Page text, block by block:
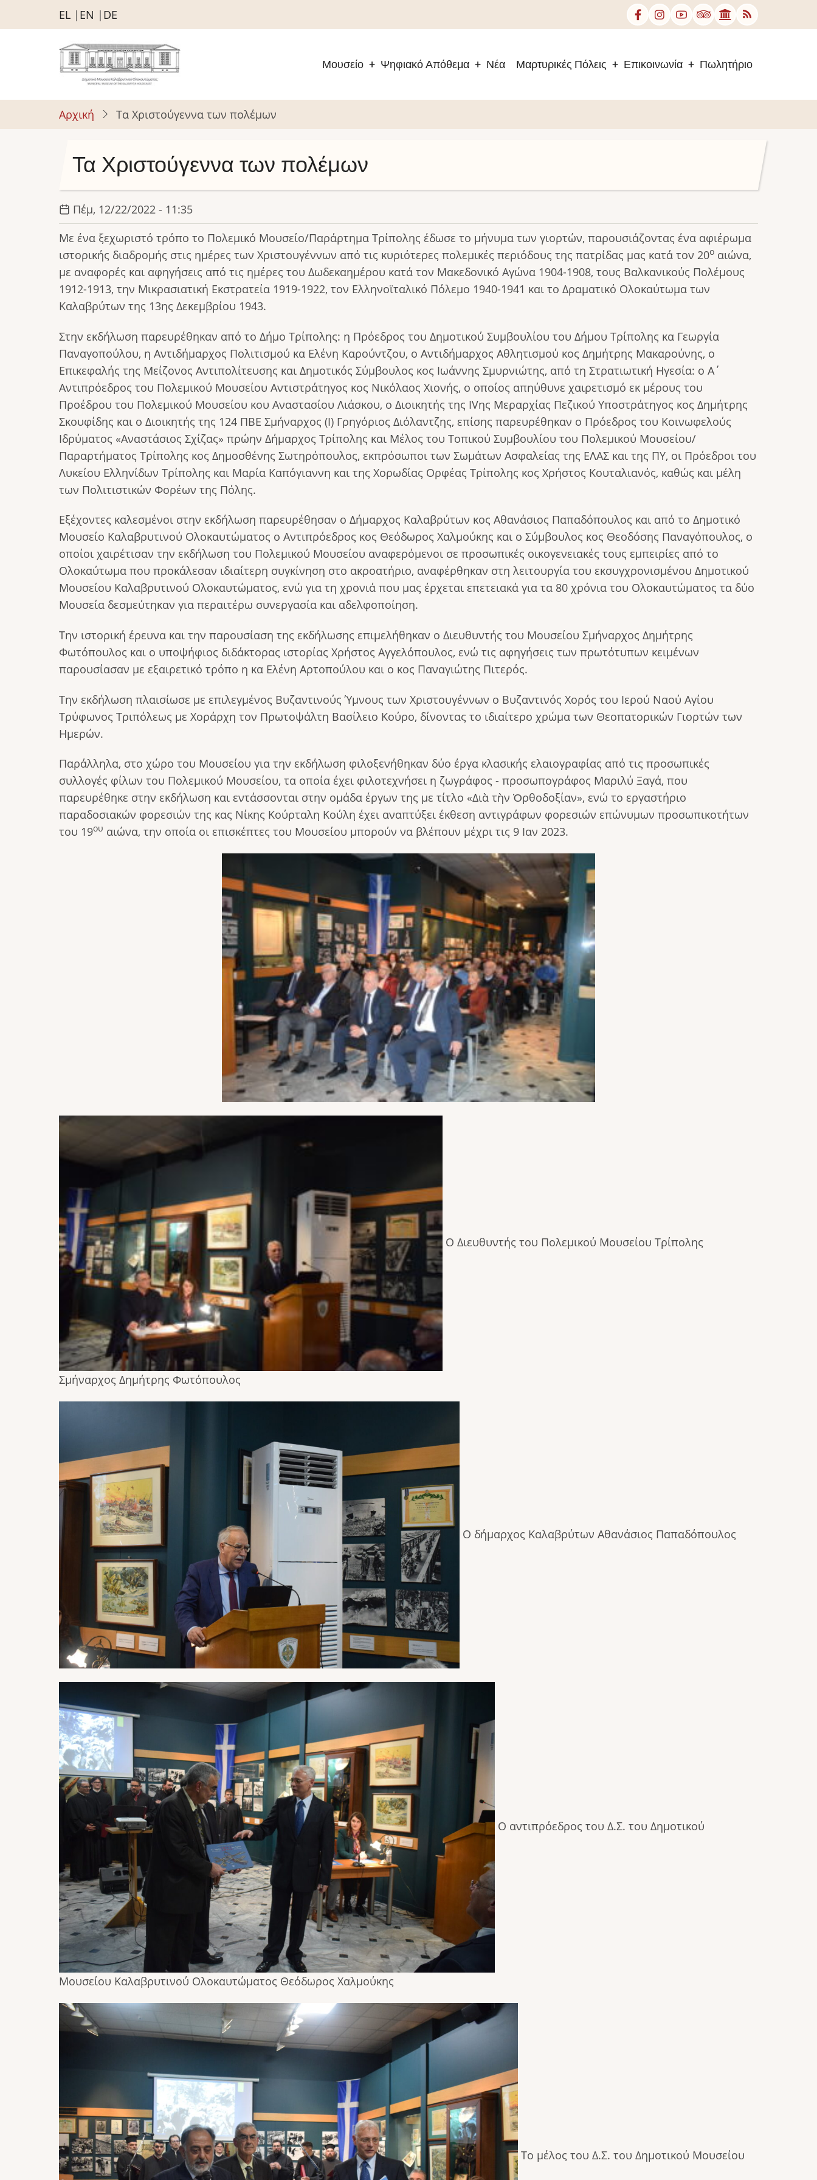
Παράκαμψη
προς
περιεχόμενο
EL EN DE
Μουσείο Ψηφιακό Απόθεμα Νέα Μαρτυρικές Πόλεις Επικοινωνία Πωλητήριο
Αρχική Τα Χριστούγεννα των πολέμων
Τα Χριστούγεννα των πολέμων
Πέμ, 12/22/2022 - 11:35
Με ένα ξεχωριστό τρόπο το Πολεμικό Μουσείο/Παράρτημα Τρίπολης έδωσε το μήνυμα των γιορτών, παρουσιάζοντας ένα αφιέρωμα
ιστορικής διαδρομής στις ημέρες των Χριστουγέννων από τις κυριότερες πολεμικές περιόδους της πατρίδας μας κατά τον 20ο αιώνα,
με αναφορές και αφηγήσεις από τις ημέρες του Δωδεκαημέρου κατά τον Μακεδονικό Αγώνα 1904-1908, τους Βαλκανικούς Πολέμους
1912-1913, την Μικρασιατική Εκστρατεία 1919-1922, τον Ελληνοϊταλικό Πόλεμο 1940-1941 και το Δραματικό Ολοκαύτωμα των
Καλαβρύτων της 13ης Δεκεμβρίου 1943.
Στην εκδήλωση παρευρέθηκαν από το Δήμο Τρίπολης: η Πρόεδρος του Δημοτικού Συμβουλίου του Δήμου Τρίπολης κα Γεωργία
Παναγοπούλου, η Αντιδήμαρχος Πολιτισμού κα Ελένη Καρούντζου, ο Αντιδήμαρχος Αθλητισμού κος Δημήτρης Μακαρούνης, ο
Επικεφαλής της Μείζονος Αντιπολίτευσης και Δημοτικός Σύμβουλος κος Ιωάννης Σμυρνιώτης, από τη Στρατιωτική Ηγεσία: ο Α΄
Αντιπρόεδρος του Πολεμικού Μουσείου Αντιστράτηγος κος Νικόλαος Χιονής, ο οποίος απηύθυνε χαιρετισμό εκ μέρους του
Προέδρου του Πολεμικού Μουσείου κου Αναστασίου Λιάσκου, ο Διοικητής της IVης Μεραρχίας Πεζικού Υποστράτηγος κος Δημήτρης
Σκουφίδης και ο Διοικητής της 124 ΠΒΕ Σμήναρχος (Ι) Γρηγόριος Διόλαντζης, επίσης παρευρέθηκαν ο Πρόεδρος του Κοινωφελούς
Ιδρύματος «Αναστάσιος Σχίζας» πρώην Δήμαρχος Τρίπολης και Μέλος του Τοπικού Συμβουλίου του Πολεμικού Μουσείου/
Παραρτήματος Τρίπολης κος Δημοσθένης Σωτηρόπουλος, εκπρόσωποι των Σωμάτων Ασφαλείας της ΕΛΑΣ και της ΠΥ, οι Πρόεδροι του
Λυκείου Ελληνίδων Τρίπολης και Μαρία Καπόγιαννη και της Χορωδίας Ορφέας Τρίπολης κος Χρήστος Κουταλιανός, καθώς και μέλη
των Πολιτιστικών Φορέων της Πόλης.
Εξέχοντες καλεσμένοι στην εκδήλωση παρευρέθησαν ο Δήμαρχος Καλαβρύτων κος Αθανάσιος Παπαδόπουλος και από το Δημοτικό
Μουσείο Καλαβρυτινού Ολοκαυτώματος ο Αντιπρόεδρος κος Θεόδωρος Χαλμούκης και ο Σύμβουλος κος Θεοδόσης Παναγόπουλος, ο
οποίοι χαιρέτισαν την εκδήλωση του Πολεμικού Μουσείου αναφερόμενοι σε προσωπικές οικογενειακές τους εμπειρίες από το
Ολοκαύτωμα που προκάλεσαν ιδιαίτερη συγκίνηση στο ακροατήριο, αναφέρθηκαν στη λειτουργία του εκσυγχρονισμένου Δημοτικού
Μουσείου Καλαβρυτινού Ολοκαυτώματος, ενώ για τη χρονιά που μας έρχεται επετειακά για τα 80 χρόνια του Ολοκαυτώματος τα δύο
Μουσεία δεσμεύτηκαν για περαιτέρω συνεργασία και αδελφοποίηση.
Την ιστορική έρευνα και την παρουσίαση της εκδήλωσης επιμελήθηκαν ο Διευθυντής του Μουσείου Σμήναρχος Δημήτρης
Φωτόπουλος και ο υποψήφιος διδάκτορας ιστορίας Χρήστος Αγγελόπουλος, ενώ τις αφηγήσεις των πρωτότυπων κειμένων
παρουσίασαν με εξαιρετικό τρόπο η κα Ελένη Αρτοπούλου και ο κος Παναγιώτης Πιτερός.
Την εκδήλωση πλαισίωσε με επιλεγμένος Βυζαντινούς Ύμνους των Χριστουγέννων ο Βυζαντινός Χορός του Ιερού Ναού Αγίου
Τρύφωνος Τριπόλεως με Χοράρχη τον Πρωτοψάλτη Βασίλειο Κούρο, δίνοντας το ιδιαίτερο χρώμα των Θεοπατορικών Γιορτών των
Ημερών.
Παράλληλα, στο χώρο του Μουσείου για την εκδήλωση φιλοξενήθηκαν δύο έργα κλασικής ελαιογραφίας από τις προσωπικές
συλλογές φίλων του Πολεμικού Μουσείου, τα οποία έχει φιλοτεχνήσει η ζωγράφος - προσωπογράφος Μαριλύ Ξαγά, που
παρευρέθηκε στην εκδήλωση και εντάσσονται στην ομάδα έργων της με τίτλο «Διὰ τὴν Ὀρθοδοξίαν», ενώ το εργαστήριο
παραδοσιακών φορεσιών της κας Νίκης Κούρταλη Κούλη έχει αναπτύξει έκθεση αντιγράφων φορεσιών επώνυμων προσωπικοτήτων
του 19ου αιώνα, την οποία οι επισκέπτες του Μουσείου μπορούν να βλέπουν μέχρι τις 9 Ιαν 2023.
Ο Διευθυντής του Πολεμικού Μουσείου Τρίπολης
Σμήναρχος Δημήτρης Φωτόπουλος
Ο δήμαρχος Καλαβρύτων Αθανάσιος Παπαδόπουλος
Ο αντιπρόεδρος του Δ.Σ. του Δημοτικού
Μουσείου Καλαβρυτινού Ολοκαυτώματος Θεόδωρος Χαλμούκης
Το μέλος του Δ.Σ. του Δημοτικού Μουσείου